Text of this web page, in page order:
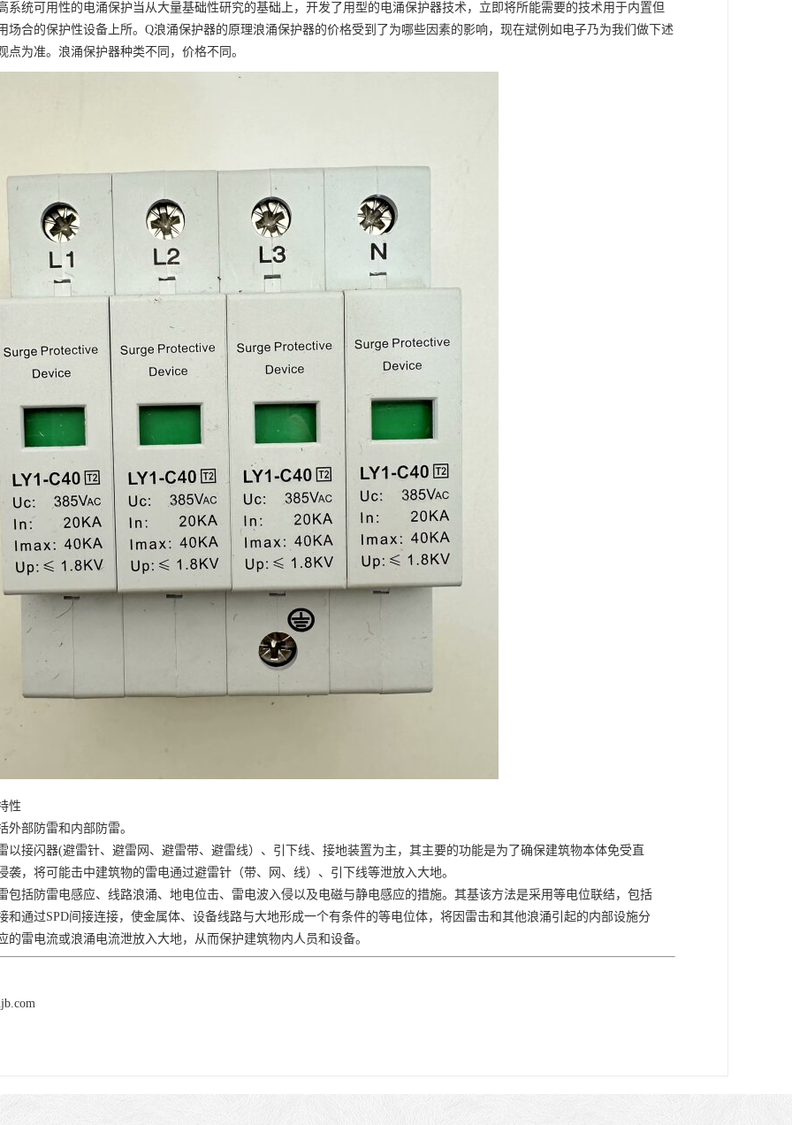
系统可用性的电涌保护当从大量基础性研究的基础上，开发了用型的电涌保护器技术，立即将所能需要的技术用于内置但
场合的保护性设备上所。 Q浪涌保护器的原理浪涌保护器的价格受到了为哪些因素的影响，现在斌例如电子乃为我们做下述
点为准。浪涌保护器种类不同，价格不同。
性
外部防雷和内部防雷。
以接闪器(避雷针、避雷网、避雷带、避雷线）、引下线、接地装置为主，其主要的功能是为了确保建筑物本体免受直
袭，将可能击中建筑物的雷电通过避雷针（带、网、线）、引下线等泄放入大地。
包括防雷电感应、线路浪涌、地电位击、雷电波入侵以及电磁与静电感应的措施。其基该方法是采用等电位联结，包括
和通过SPD间接连接，使金属体、设备线路与大地形成一个有条件的等电位体，将因雷击和其他浪涌引起的内部设施分
的雷电流或浪涌电流泄放入大地，从而保护建筑物内人员和设备。